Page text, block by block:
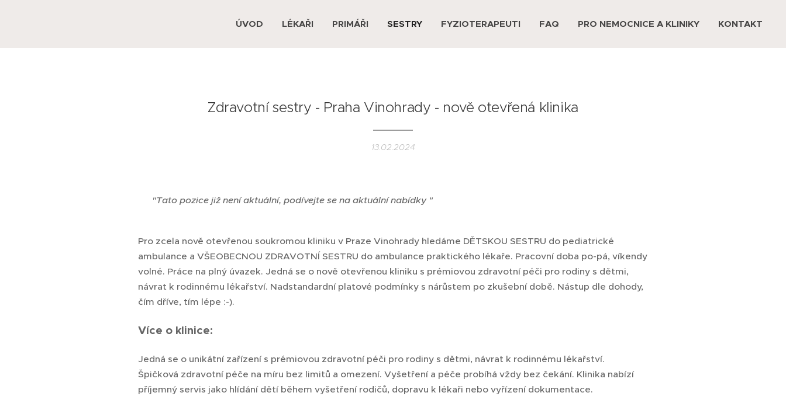
ÚVOD LÉKAŘI PRIMÁŘI SESTRY FYZIOTERAPEUTI FAQ PRO NEMOCNICE A KLINIKY KONTAKT
Zdravotní sestry - Praha Vinohrady - nově otevřená klinika
13.02.2024
"Tato pozice již není aktuální, podívejte se na aktuální nabídky "
Pro zcela nově otevřenou soukromou kliniku v Praze Vinohrady hledáme DĚTSKOU SESTRU do pediatrické
ambulance a VŠEOBECNOU ZDRAVOTNÍ SESTRU do ambulance praktického lékaře. Pracovní doba po-pá, víkendy
volné. Práce na plný úvazek. Jedná se o nově otevřenou kliniku s prémiovou zdravotní péči pro rodiny s dětmi,
návrat k rodinnému lékařství. Nadstandardní platové podmínky s nárůstem po zkušební době. Nástup dle dohody,
čím dříve, tím lépe :-).
Více o klinice:
Jedná se o unikátní zařízení s prémiovou zdravotní péči pro rodiny s dětmi, návrat k rodinnému lékařství.
Špičková zdravotní péče na míru bez limitů a omezení. Vyšetření a péče probíhá vždy bez čekání. Klinika nabízí
příjemný servis jako hlídání dětí během vyšetření rodičů, dopravu k lékaři nebo vyřízení dokumentace.